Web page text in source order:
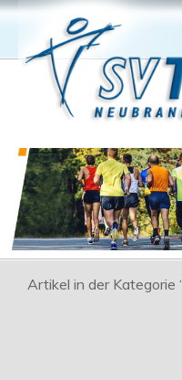
Artikel in der Kategorie ‘